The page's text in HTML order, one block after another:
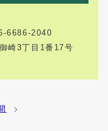
6686-2040
崎3丁目1番17号